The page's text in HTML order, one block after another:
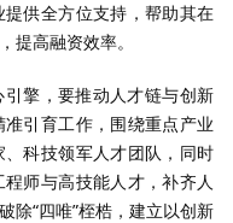
供全方位支持，帮助其在
提高融资效率。
擎，要推动人才链与创新
引育工作，围绕重点产业
科技领军人才团队，同时
师与高技能人才，补齐人
除“四唯”桎梏，建立以创新